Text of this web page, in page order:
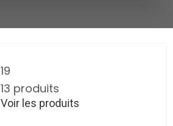
19
13 produits
Voir les produits